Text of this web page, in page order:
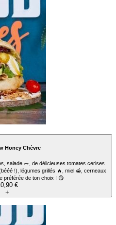
Honey Chèvre
salade 🥗, de délicieuses tomates cerises
!), légumes grillés 🔥, miel 🍯, cerneaux
préférée de ton choix ! 😋
€
+